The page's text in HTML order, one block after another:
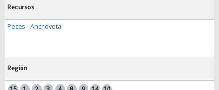
Recursos
Peces -Anchoveta
Región